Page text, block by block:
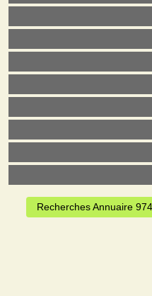
Recherches Annuaire 974